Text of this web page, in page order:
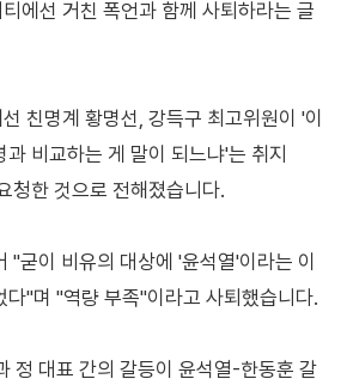
에선 거친 폭언과 함께 사퇴하라는 글
친명계 황명선, 강득구 최고위원이 '이
과 비교하는 게 말이 되느냐'는 취지
청한 것으로 전해졌습니다.
"굳이 비유의 대상에 '윤석열'이라는 이
다"며 "역량 부족"이라고 사퇴했습니다.
정 대표 간의 갈등이 윤석열-한동훈 갈